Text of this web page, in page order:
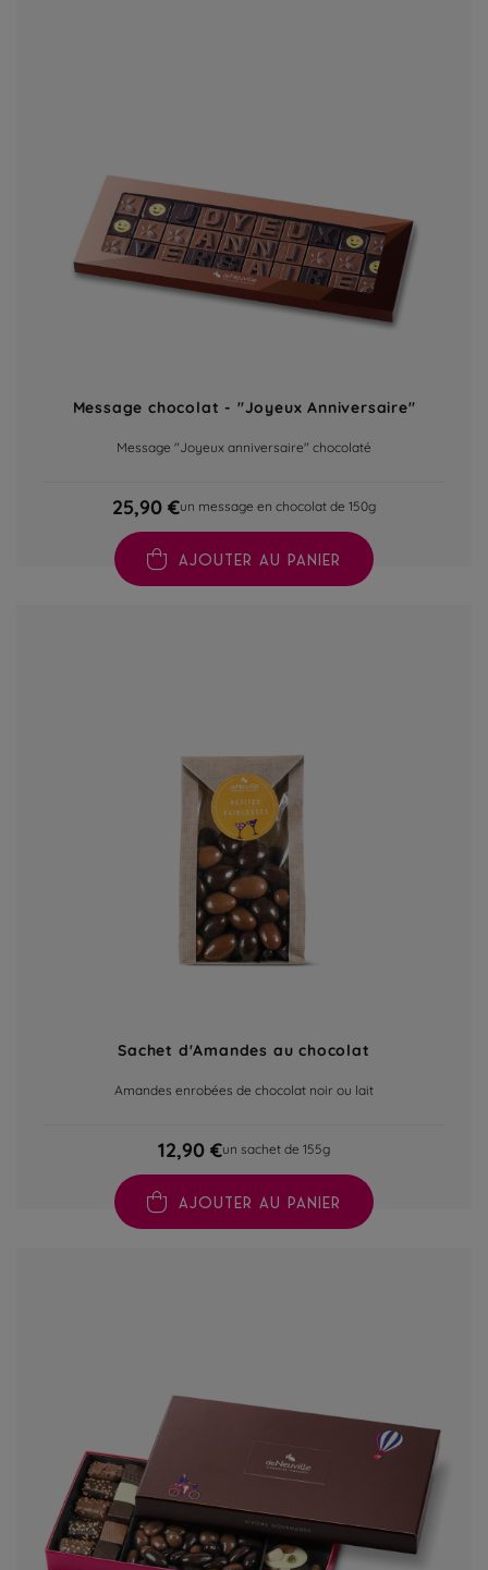
Message chocolat - "Joyeux Anniversaire"
Message "Joyeux anniversaire" chocolaté
25,90 €un message en chocolat de 150g
AJOUTER AU PANIER
Sachet d'Amandes au chocolat
Amandes enrobées de chocolat noir ou lait
12,90 €un sachet de 155g
AJOUTER AU PANIER